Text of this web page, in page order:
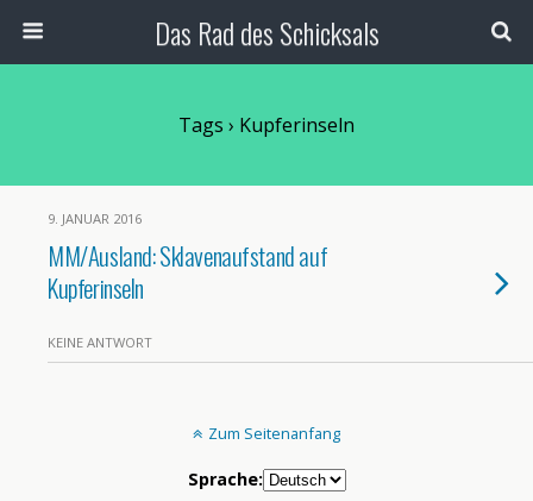
Das Rad des Schicksals
Tags › Kupferinseln
9. JANUAR 2016
MM/Ausland: Sklavenaufstand auf
Kupferinseln
KEINE ANTWORT
Zum Seitenanfang
Sprache: